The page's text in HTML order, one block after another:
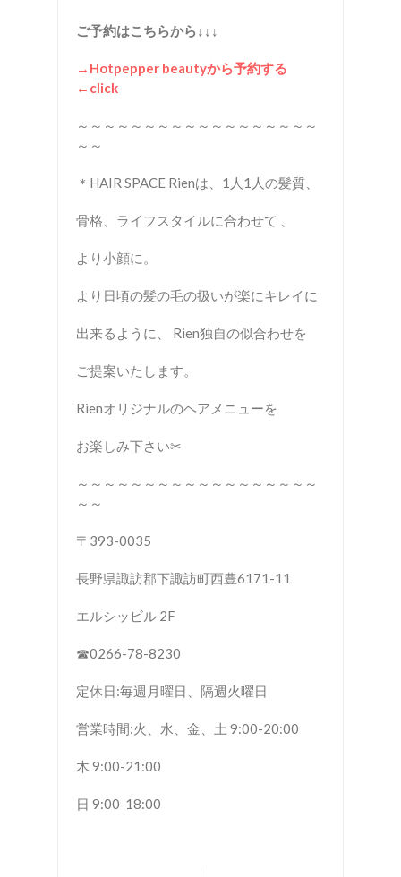
ご予約はこちらから↓↓↓
→Hotpepper beautyから予約する
←click
～～～～～～～～～～～～～～～～～～
～～
＊HAIR SPACE Rienは、1人1人の髪質、
骨格、ライフスタイルに合わせて 、
より小顔に。
より日頃の髪の毛の扱いが楽にキレイに
出来るように、 Rien独自の似合わせを
ご提案いたします。
Rienオリジナルのヘアメニューを
お楽しみ下さい✂︎
～～～～～～～～～～～～～～～～～～
～～
〒393-0035
長野県諏訪郡下諏訪町西豊6171-11
エルシッビル 2F
☎︎0266-78-8230
定休日:毎週月曜日、隔週火曜日
営業時間:火、水、金、土 9:00-20:00
木 9:00-21:00
日 9:00-18:00